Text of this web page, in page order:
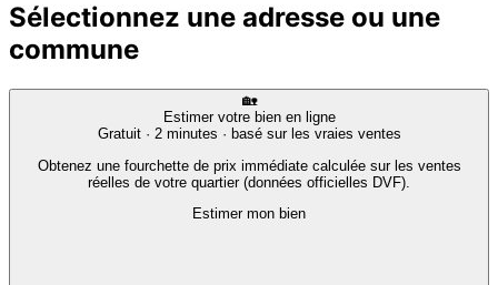
Sélectionnez une adresse ou une
commune
🏡
Estimer votre bien en ligne
Gratuit · 2 minutes · basé sur les vraies ventes
Obtenez une fourchette de prix immédiate calculée sur les ventes
réelles de votre quartier (données officielles DVF).
Estimer mon bien